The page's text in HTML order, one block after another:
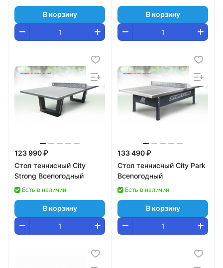
В корзину В корзину
123 990 ₽
Стол теннисный City
Strong Всепогодный
Есть в наличии
В корзину
133 490 ₽
Стол теннисный City Park
Всепогодный
Есть в наличии
В корзину